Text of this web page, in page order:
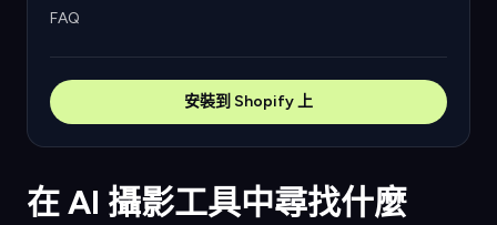
FAQ
安裝到 Shopify 上
在 AI 攝影工具中尋找什麼